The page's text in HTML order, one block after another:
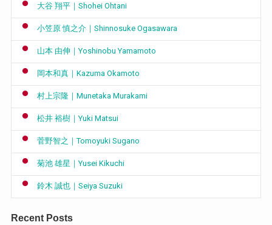
大谷 翔平｜Shohei Ohtani
小笠原 慎之介｜Shinnosuke Ogasawara
山本 由伸｜Yoshinobu Yamamoto
岡本和真｜Kazuma Okamoto
村上宗隆｜Munetaka Murakami
松井 裕樹｜Yuki Matsui
菅野智之｜Tomoyuki Sugano
菊池 雄星｜Yusei Kikuchi
鈴木 誠也｜Seiya Suzuki
Recent Posts